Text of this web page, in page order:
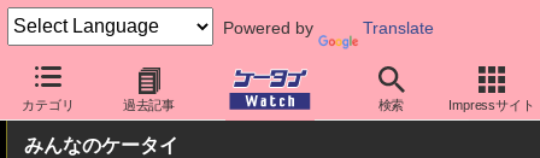
Powered by Translate
カテゴリ 過去記事 検索 Impressサイト
ケータイ Watch キャリア ドコモ 料金プラン・割引
みんなのケータイ